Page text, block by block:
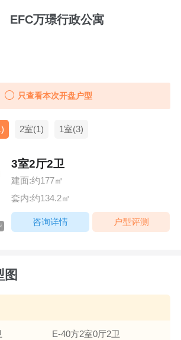
EFC万璟行政公寓
只查看本次开盘户型
2室(1) 1室(3)
3室2厅2卫
建面:约177㎡
套内:约134.2㎡
咨询详情 户型评测
图
E-40方2室0厅2卫